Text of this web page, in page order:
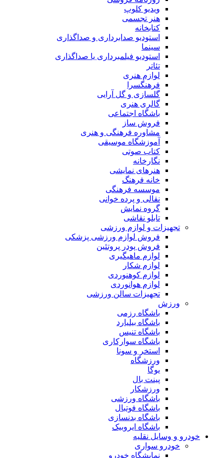
ویدیو کلوپ
هنر تجسمی
کتابخانه
استودیو صدابرداری و صداگذاری
سینما
استودیو فیلمبرداری یا صداگذاری
تئاتر
لوازم هنری
فرهنگسرا
گلسازی و گل آرایی
گالری هنری
باشگاه اجتماعی
فروش ساز
مشاوره فرهنگی و هنری
آموزشگاه موسیقی
کتاب صوتی
نگارخانه
هنرهای نمایشی
خانه فرهنگ
موسسه فرهنگی
نقالی و پرده خوانی
گروه نمایش
تابلو نقاشی
تجهیزات و لوازم ورزشی
فروش لوازم ورزشی پزشکی
فروش پودر پروتئین
لوازم ماهیگیری
لوازم شکار
لوازم کوهنوردی
لوازم هوانوردی
تجهیزات سالن ورزشی
ورزش
باشگاه رزمی
باشگاه بیلیارد
باشگاه تنیس
باشگاه سوارکاری
استخر و سونا
ورزشگاه
یوگا
پینت بال
ورزشکار
باشگاه ورزشی
باشگاه فوتبال
باشگاه بدنسازی
باشگاه ایروبیک
خودرو و وسایل نقلیه
خودرو سواری
نمایشگاه خودرو